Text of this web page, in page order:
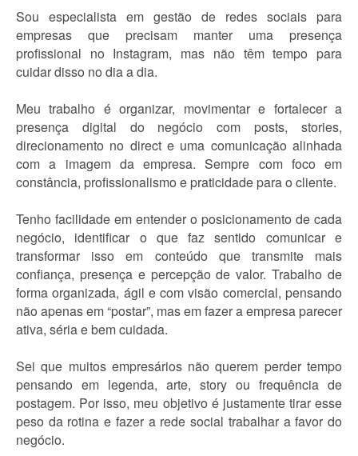
Sou especialista em gestão de redes sociais para
empresas que precisam manter uma presença
profissional no Instagram, mas não têm tempo para
cuidar disso no dia a dia.
Meu trabalho é organizar, movimentar e fortalecer a
presença digital do negócio com posts, stories,
direcionamento no direct e uma comunicação alinhada
com a imagem da empresa. Sempre com foco em
constância, profissionalismo e praticidade para o cliente.
Tenho facilidade em entender o posicionamento de cada
negócio, identificar o que faz sentido comunicar e
transformar isso em conteúdo que transmite mais
confiança, presença e percepção de valor. Trabalho de
forma organizada, ágil e com visão comercial, pensando
não apenas em “postar”, mas em fazer a empresa parecer
ativa, séria e bem cuidada.
Sei que muitos empresários não querem perder tempo
pensando em legenda, arte, story ou frequência de
postagem. Por isso, meu objetivo é justamente tirar esse
peso da rotina e fazer a rede social trabalhar a favor do
negócio.